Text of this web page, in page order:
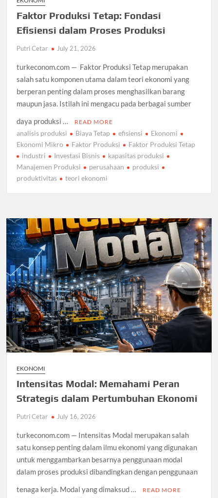
Faktor Produksi Tetap: Fondasi
Efisiensi dalam Proses Produksi
Putri Cetar July 21, 2026
turkeconom.com — Faktor Produksi Tetap merupakan
salah satu komponen utama dalam teori ekonomi yang
berperan penting dalam proses menghasilkan barang
maupun jasa. Istilah ini mengacu pada berbagai sumber
daya produksi …
READ MORE
analisis produksi Biaya Tetap efisiensi
Ekonomi
Ekonomi Mikro
Faktor Produksi
Faktor Produksi Tetap
industri
Investasi Bisnis
kapasitas produksi
Manajemen Produksi
perusahaan
produksi
produktivitas
teori ekonomi
EKONOMI
Intensitas Modal: Memahami Peran
Strategis dalam Pertumbuhan Ekonomi
Putri Cetar July 16, 2026
turkeconom.com — Intensitas Modal merupakan salah
satu konsep penting dalam ilmu ekonomi yang digunakan
untuk menggambarkan besarnya penggunaan modal
dalam proses produksi dibandingkan dengan penggunaan
tenaga kerja. Modal yang dimaksud …
READ MORE